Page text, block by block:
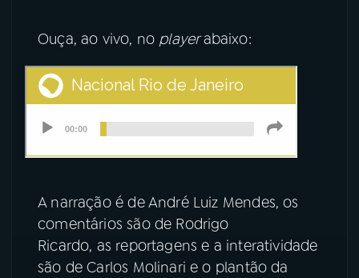
Ouça, ao vivo, no playerabaixo:
A narração é de André Luiz Mendes, os
comentários são de Rodrigo
Ricardo, as reportagens e a interatividade
são de Carlos Molinari e o plantão da